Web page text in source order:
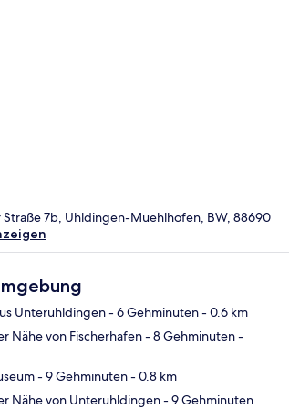
7b, Uhldingen-Muehlhofen, BW, 88690
Unteruhldingen- 6 Gehminuten- 0.6 km
Nähe von Fischerhafen- 8 Gehminuten-
- 9 Gehminuten- 0.8 km
Nähe von Unteruhldingen- 9 Gehminuten